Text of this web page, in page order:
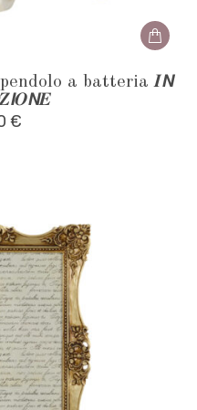
a batteria 𝑰𝙉
€